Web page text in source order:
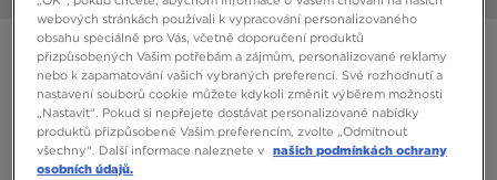
CHAMPION SAMOA 2
250 Kč
Dostupné Barvy
webových stránkách používali k vypracování personalizovaného
obsahu speciálně pro Vás, včetně doporučení produktů
přizpůsobených Vašim potřebám a zájmům, personalizované reklamy
nebo k zapamatování vašich vybraných preferencí. Své rozhodnutí a
nastavení souborů cookie můžete kdykoli změnit výběrem možnosti
„Nastavit“. Pokud si nepřejete dostávat personalizované nabídky
produktů přizpůsobené Vašim preferencím, zvolte „Odmítnout
všechny“. Další informace naleznete v našich podmínkách ochrany
osobních údajů.